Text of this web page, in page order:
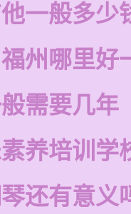
一般多少
州哪里好
需要几年
养培训学
还有意义